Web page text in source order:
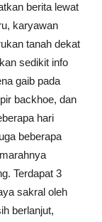
berita lewat
karyawan
tanah dekat
sedikit info
gaib pada
backhoe, dan
hari
beberapa
Terdapat 3
sakral oleh
berlanjut,